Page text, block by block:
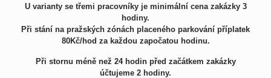
U varianty se třemi pracovníky je minimální cena zakázky 3
hodiny.
Při stání na pražských zónách placeného parkování příplatek
80Kč/hod za každou započatou hodinu.
Při stornu méně než 24 hodin před začátkem zakázky
účtujeme 2 hodiny.